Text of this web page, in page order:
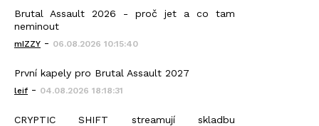
Brutal Assault 2026 - proč jet a co tam
neminout
mIZZY - 06.08.2026 10:15:40
První kapely pro Brutal Assault 2027
leif - 04.08.2026 18:18:31
CRYPTIC SHIFT streamují skladbu